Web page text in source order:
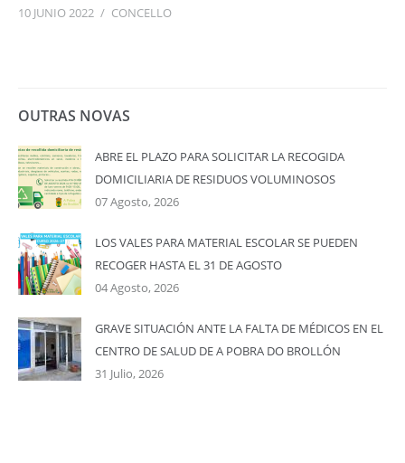
10 JUNIO 2022 / CONCELLO
OUTRAS NOVAS
ABRE EL PLAZO PARA SOLICITAR LA RECOGIDA
DOMICILIARIA DE RESIDUOS VOLUMINOSOS
07 Agosto, 2026
LOS VALES PARA MATERIAL ESCOLAR SE PUEDEN
RECOGER HASTA EL 31 DE AGOSTO
04 Agosto, 2026
GRAVE SITUACIÓN ANTE LA FALTA DE MÉDICOS EN EL
CENTRO DE SALUD DE A POBRA DO BROLLÓN
31 Julio, 2026